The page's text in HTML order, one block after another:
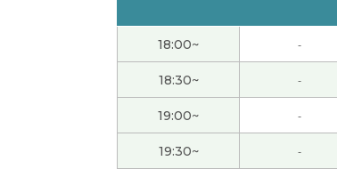
谢谢！我看类似的新闻报道。今后也
我都不知道怎么安慰你啊。我希望你
下次也请多关照。( 50代 男性 )
18:00~ -
18:30~ -
19:00~ -
19:30~ -